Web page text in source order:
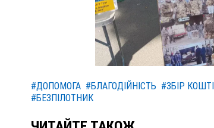
#ДОПОМОГА #БЛАГОДІЙНІСТЬ #ЗБІР
#БЕЗПІЛОТНИК